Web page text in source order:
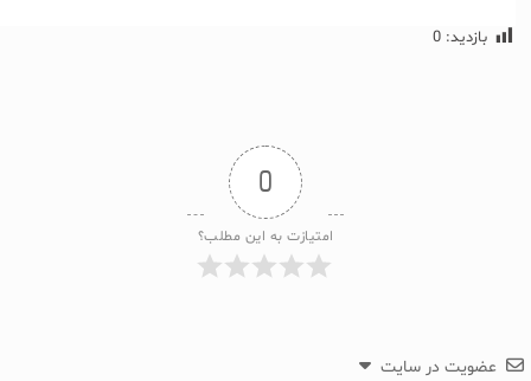
بازدید: 0
0
امتیازت به این مطلب؟
عضویت در سایت